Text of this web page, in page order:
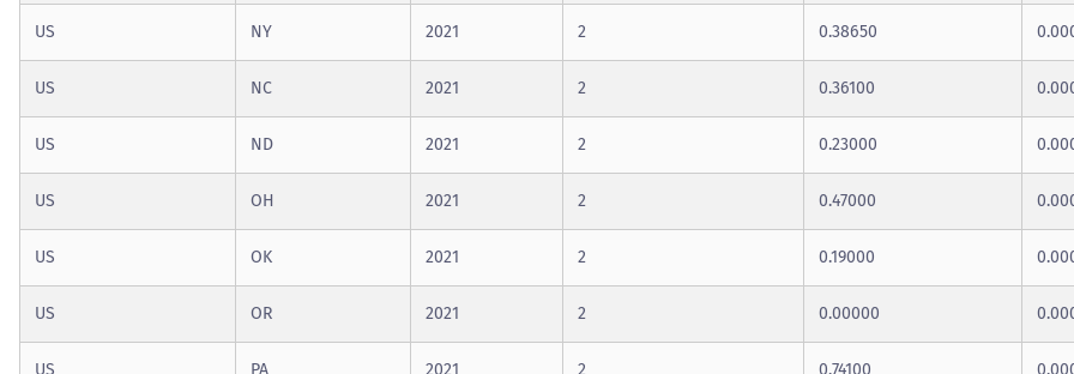
US NY 2021 2 0.38650
US NC 2021 2 0.36100
US ND 2021 2 0.23000
US OH 2021 2 0.47000
US OK 2021 2 0.19000
US OR 2021 2 0.00000
US PA 2021 2 0.74100